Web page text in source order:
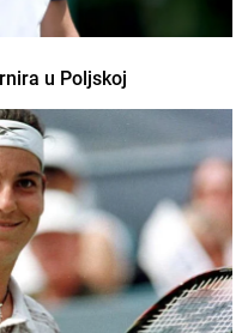
u Poljskoj